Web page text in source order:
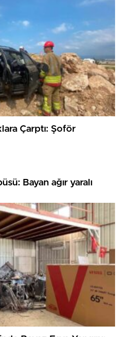
Çarptı: Şoför
Bayan ağır yaralı